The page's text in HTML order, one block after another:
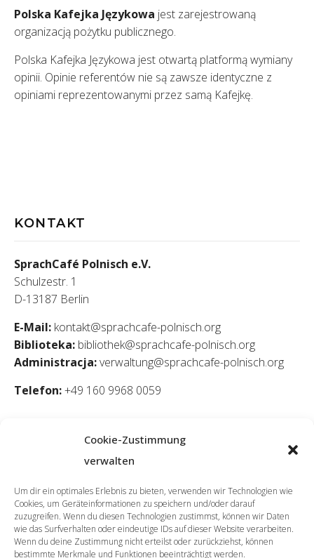
Cookie-Zustimmung
verwalten
Um dir ein optimales Erlebnis zu bieten, verwenden wir Technologien wie
Cookies, um Geräteinformationen zu speichern und/oder darauf
zuzugreifen. Wenn du diesen Technologien zustimmst, können wir Daten
wie das Surfverhalten oder eindeutige IDs auf dieser Website verarbeiten.
Wenn du deine Zustimmung nicht erteilst oder zurückziehst, können
bestimmte Merkmale und Funktionen beeinträchtigt werden.
Polska Kafejka Językowa jest zarejestrowaną
organizacją pożytku publicznego.
Polska Kafejka Językowa jest otwartą platformą wymiany
opinii. Opinie referentów nie są zawsze identyczne z
opiniami reprezentowanymi przez samą Kafejkę.
KONTAKT
SprachCafé Polnisch e.V.
Schulzestr. 1
D-13187 Berlin
E-Mail: kontakt@sprachcafe-polnisch.org
Biblioteka: bibliothek@sprachcafe-polnisch.org
Administracja:verwaltung@sprachcafe-polnisch.org
Telefon:+49 160 9968 0059